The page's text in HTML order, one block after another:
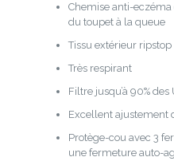
Chemise anti-
du toupet à la queue
Tissu extérieur
Très respirant
Filtre jusqu’à 90% des
Excellent ajustement
Protège-cou avec 3
une fermeture auto-